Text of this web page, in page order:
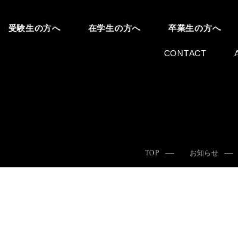
受験生の方へ 在学生の方へ 卒業生の方へ
CONTACT
TOP お知らせ